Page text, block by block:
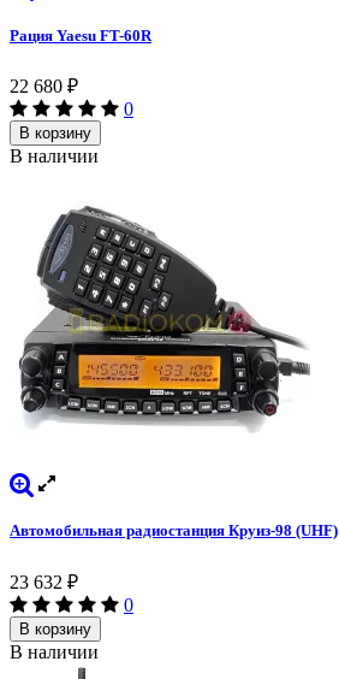
Рация Yaesu FT-60R
22 680 ₽
0
В корзину
В наличии
Автомобильная радиостанция Круиз-98 (UHF)
23 632 ₽
0
В корзину
В наличии